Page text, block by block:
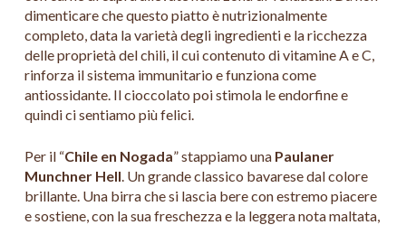
dimenticare che questo piatto è nutrizionalmente
completo, data la varietà degli ingredienti e la ricchezza
delle proprietà del chili, il cui contenuto di vitamine A e C,
rinforza il sistema immunitario e funziona come
antiossidante. Il cioccolato poi stimola le endorfine e
quindi ci sentiamo più felici.
Per il “Chile en Nogada” stappiamo una Paulaner
Munchner Hell. Un grande classico bavarese dal colore
brillante. Una birra che si lascia bere con estremo piacere
e sostiene, con la sua freschezza e la leggera nota maltata,